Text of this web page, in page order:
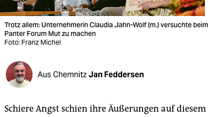
verlag
verlag
shop
fragen & hilfe
unterstützen
Trotz allem: Unternehmerin Claudia Jahn-Wolf (m.) versuchte beim
Panter Forum Mut zu machen
Foto: Franz Michel
Aus ChemnitzJan Feddersen
Schiere Angst schien ihre Äußerungen auf diesem